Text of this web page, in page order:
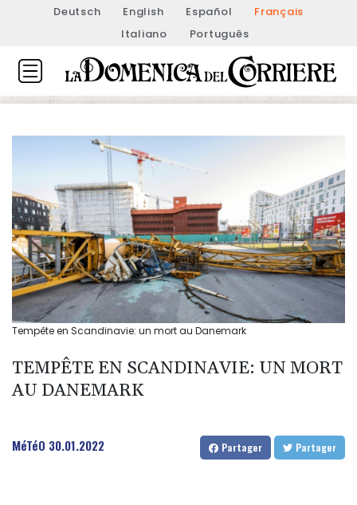
Deutsch English Español
Français
Italiano
Português
Tempête en Scandinavie: un mort au Danemark
TEMPÊTE EN SCANDINAVIE: UN MORT
AU DANEMARK
MéTéO 30.01.2022 Partager Partager